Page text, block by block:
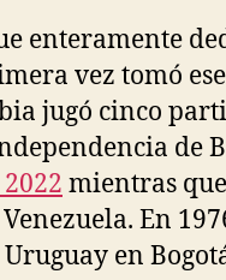
enteramente
vez tomó
jugó cinco
de
mientras
En
en